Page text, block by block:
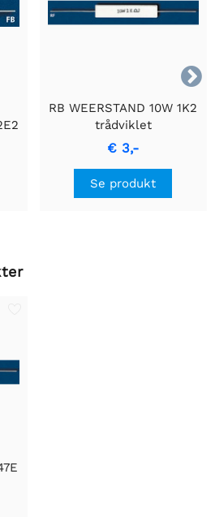

RB WEERSTAND 10W 1K2
trådviklet
cementmodstand med
keramisk hus.
€ 3,-
Se produkt